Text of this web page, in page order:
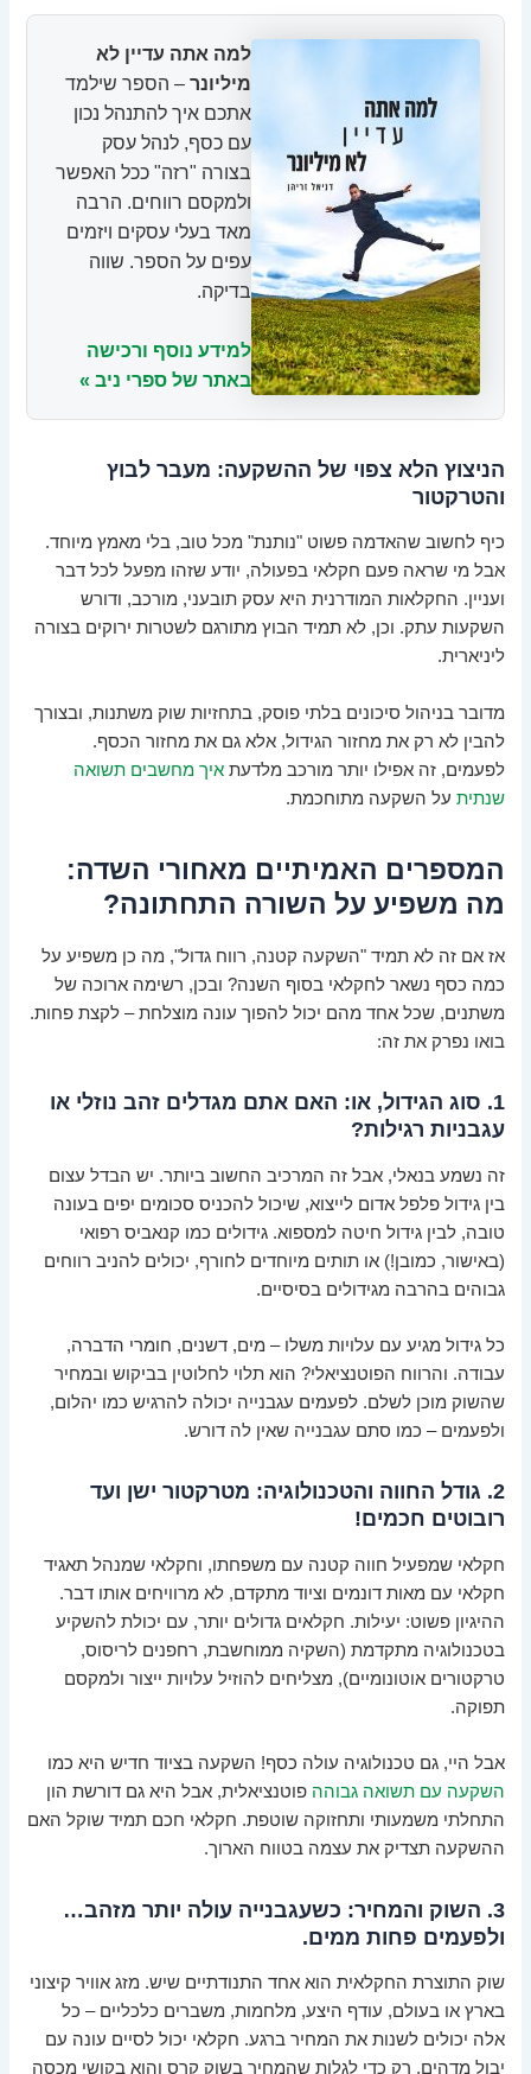
למה אתה עדיין לא
מיליונר – הספר שילמד
אתכם איך להתנהל נכון
עם כסף, לנהל עסק
בצורה "רזה" ככל האפשר
ולמקסם רווחים. הרבה
מאד בעלי עסקים ויזמים
עפים על הספר. שווה
בדיקה.
למידע נוסף ורכישה
באתר של ספרי ניב »
הניצוץ הלא צפוי של ההשקעה: מעבר לבוץ
והטרקטור
כיף לחשוב שהאדמה פשוט "נותנת" מכל טוב, בלי מאמץ מיוחד.
אבל מי שראה פעם חקלאי בפעולה, יודע שזהו מפעל לכל דבר
ועניין. החקלאות המודרנית היא עסק תובעני, מורכב, ודורש
השקעות עתק. וכן, לא תמיד הבוץ מתורגם לשטרות ירוקים בצורה
ליניארית.
מדובר בניהול סיכונים בלתי פוסק, בתחזיות שוק משתנות, ובצורך
להבין לא רק את מחזור הגידול, אלא גם את מחזור הכסף.
לפעמים, זה אפילו יותר מורכב מלדעתאיך מחשבים תשואה
שנתית על השקעה מתוחכמת.
המספרים האמיתיים מאחורי השדה:
מה משפיע על השורה התחתונה?
אז אם זה לא תמיד "השקעה קטנה, רווח גדול", מה כן משפיע על
כמה כסף נשאר לחקלאי בסוף השנה? ובכן, רשימה ארוכה של
משתנים, שכל אחד מהם יכול להפוך עונה מוצלחת – לקצת פחות.
בואו נפרק את זה:
1. סוג הגידול, או: האם אתם מגדלים זהב נוזלי או
עגבניות רגילות?
זה נשמע בנאלי, אבל זה המרכיב החשוב ביותר. יש הבדל עצום
בין גידול פלפל אדום לייצוא, שיכול להכניס סכומים יפים בעונה
טובה, לבין גידול חיטה למספוא. גידולים כמו קנאביס רפואי
(באישור, כמובן!) או תותים מיוחדים לחורף, יכולים להניב רווחים
גבוהים בהרבה מגידולים בסיסיים.
כל גידול מגיע עם עלויות משלו – מים, דשנים, חומרי הדברה,
עבודה. והרווח הפוטנציאלי? הוא תלוי לחלוטין בביקוש ובמחיר
שהשוק מוכן לשלם. לפעמים עגבנייה יכולה להרגיש כמו יהלום,
ולפעמים – כמו סתם עגבנייה שאין לה דורש.
2. גודל החווה והטכנולוגיה: מטרקטור ישן ועד
רובוטים חכמים!
חקלאי שמפעיל חווה קטנה עם משפחתו, וחקלאי שמנהל תאגיד
חקלאי עם מאות דונמים וציוד מתקדם, לא מרוויחים אותו דבר.
ההיגיון פשוט: יעילות. חקלאים גדולים יותר, עם יכולת להשקיע
בטכנולוגיה מתקדמת (השקיה ממוחשבת, רחפנים לריסוס,
טרקטורים אוטונומיים), מצליחים להוזיל עלויות ייצור ולמקסם
תפוקה.
אבל היי, גם טכנולוגיה עולה כסף! השקעה בציוד חדיש היא כמו
השקעה עם תשואה גבוהה פוטנציאלית, אבל היא גם דורשת הון
התחלתי משמעותי ותחזוקה שוטפת. חקלאי חכם תמיד שוקל האם
ההשקעה תצדיק את עצמה בטווח הארוך.
3. השוק והמחיר: כשעגבנייה עולה יותר מזהב…
ולפעמים פחות ממים.
שוק התוצרת החקלאית הוא אחד התנודתיים שיש. מזג אוויר קיצוני
בארץ או בעולם, עודף היצע, מלחמות, משברים כלכליים – כל
אלה יכולים לשנות את המחיר ברגע. חקלאי יכול לסיים עונה עם
יבול מדהים, רק כדי לגלות שהמחיר בשוק קרס והוא בקושי מכסה